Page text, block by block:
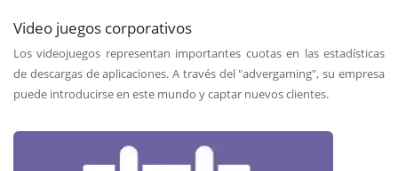
Video juegos corporativos
Los videojuegos representan importantes cuotas en las estadísticas
de descargas de aplicaciones. A través del "advergaming", su empresa
puede introducirse en este mundo y captar nuevos clientes.